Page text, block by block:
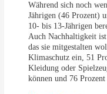
Während sich noch
Jährigen (46 Prozent)
10- bis 13-Jährigen
Auch Nachhaltigkeit
das sie mitgestalten
Klimaschutz ein, 51
Kleidung oder
können und 76